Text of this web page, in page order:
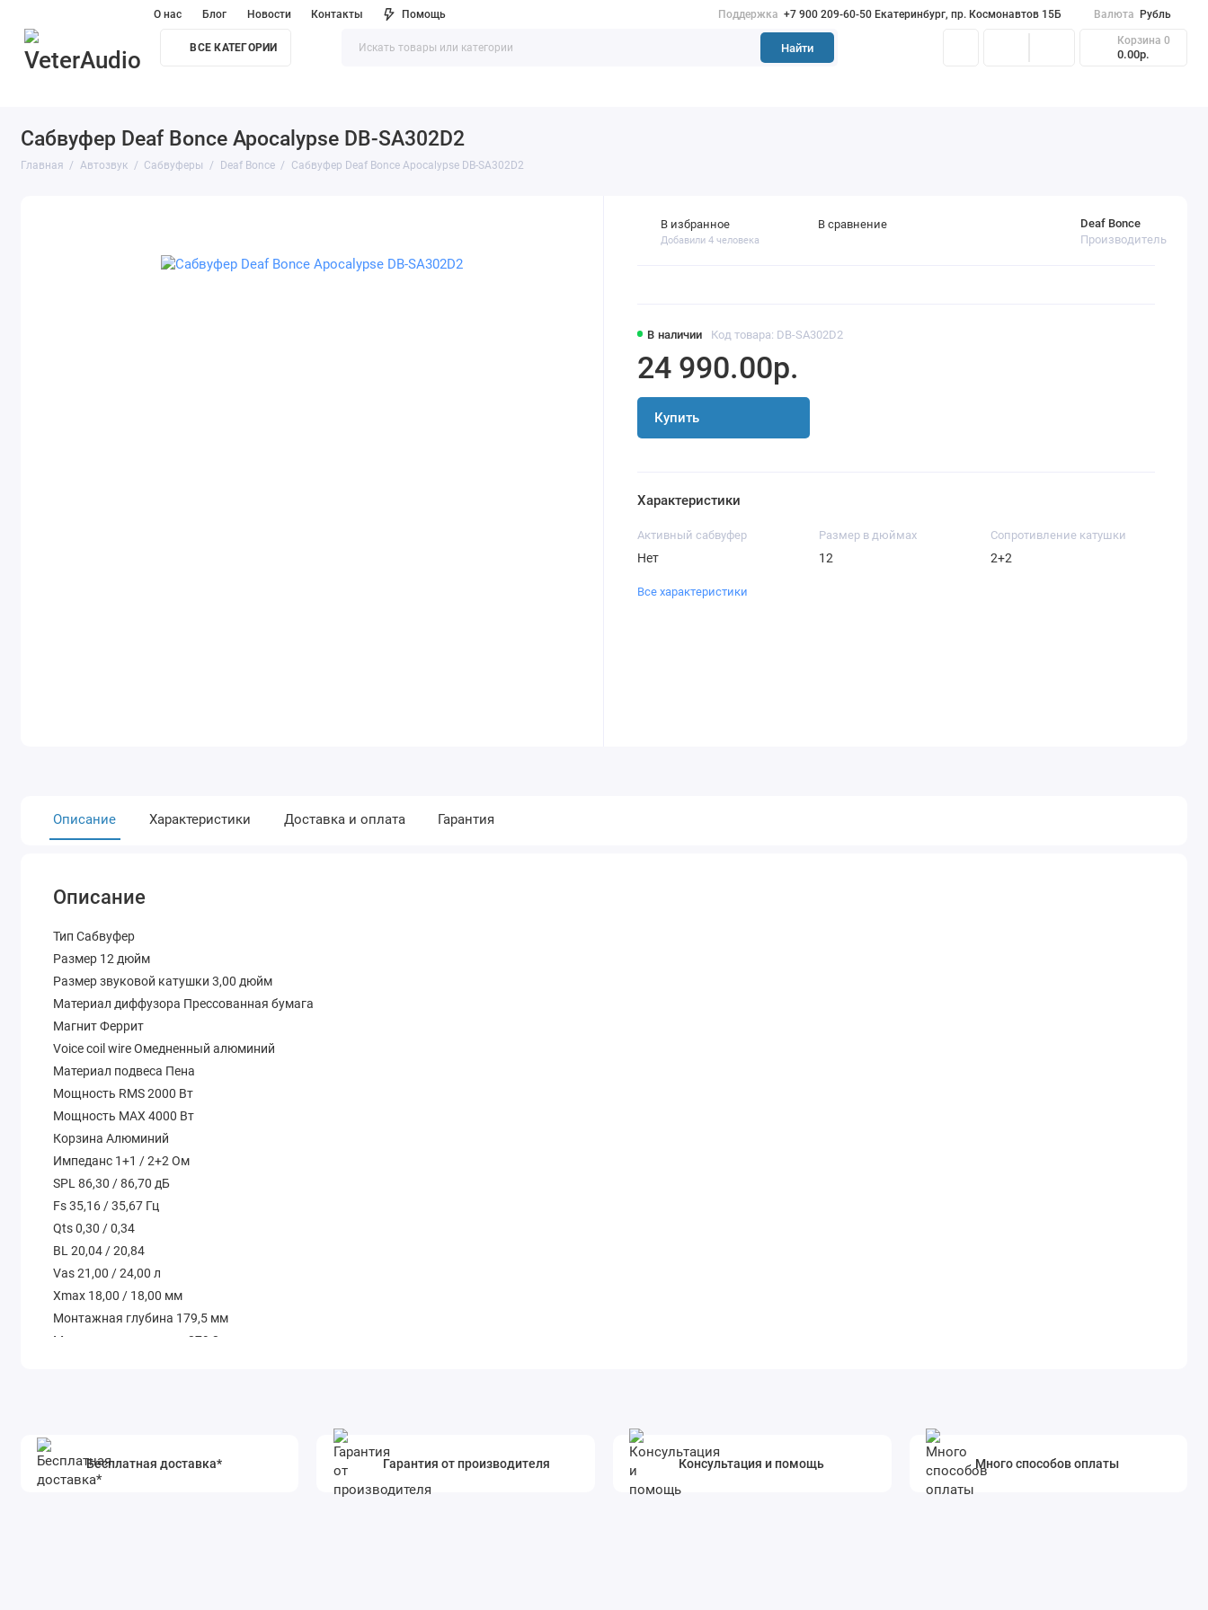
О нас Блог Новости Контакты Помощь Поддержка +7 900 209-60-50 Екатеринбург, пр. Космонавтов 15Б Валюта Рубль
ВСЕ КАТЕГОРИИ Найти
Корзина 0
0.00р.
Сабвуфер Deaf Bonce Apocalypse DB-SA302D2
Главная Автозвук Сабвуферы Deaf Bonce Сабвуфер Deaf Bonce Apocalypse DB-SA302D2
В наличии Код товара: DB-SA302D2
Deaf Bonce
Производитель
24 990.00р.
Купить
В избранное
Добавили 4 человека
В сравнение
Характеристики
Активный сабвуфер
Нет
Размер в дюймах
12
Сопротивление катушки
2+2
Все характеристики
Описание Характеристики Доставка и оплата Гарантия
Описание
Тип Сабвуфер
Размер 12 дюйм
Размер звуковой катушки 3,00 дюйм
Материал диффузора Прессованная бумага
Магнит Феррит
Voice coil wire Омедненный алюминий
Материал подвеса Пена
Мощность RMS 2000 Вт
Мощность MAX 4000 Вт
Корзина Алюминий
Импеданс 1+1 / 2+2 Ом
SPL 86,30 / 86,70 дБ
Fs 35,16 / 35,67 Гц
Qts 0,30 / 0,34
BL 20,04 / 20,84
Vas 21,00 / 24,00 л
Xmax 18,00 / 18,00 мм
Монтажная глубина 179,5 мм
Монтажное отверстие 279,3 мм
Бесплатная доставка* Гарантия от производителя Консультация и помощь Много способов оплаты